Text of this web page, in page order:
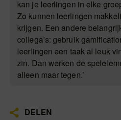
kan je leerlingen in elke
Zo kunnen leerlingen
krijgen. Een andere
collega’s: gebruik
leerlingen een taak al leuk
zin. Dan werken de
alleen maar tegen.’
DELEN